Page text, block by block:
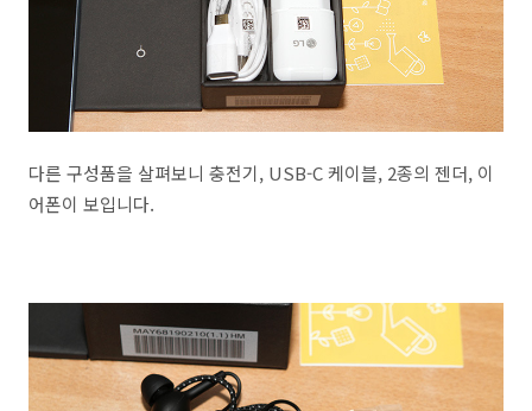
다른 구성품을 살펴보니 충전기, USB-C 케이블, 2종의 젠더, 이
어폰이 보입니다.